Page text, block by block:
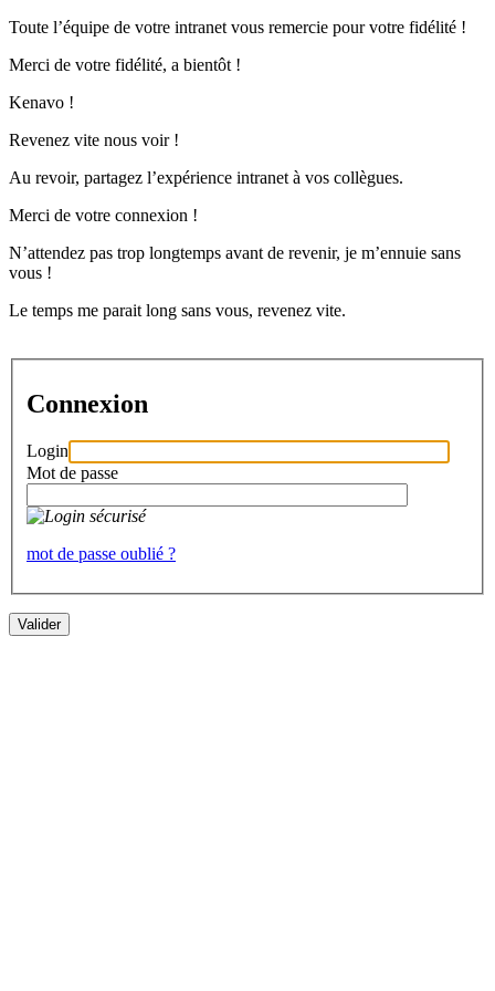
Toute l’équipe de votre intranet vous remercie pour votre fidélité !
Merci de votre fidélité, a bientôt !
Kenavo !
Revenez vite nous voir !
Au revoir, partagez l’expérience intranet à vos collègues.
Merci de votre connexion !
N’attendez pas trop longtemps avant de revenir, je m’ennuie sans
vous !
Le temps me parait long sans vous, revenez vite.
Connexion
Login
Mot de passe
mot de passe oublié ?